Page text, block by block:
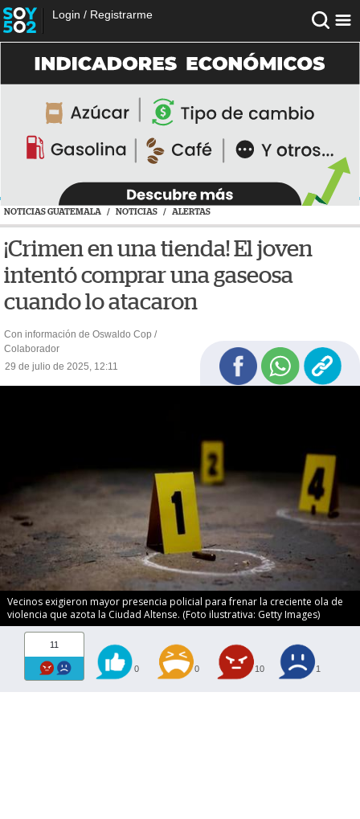
Login / Registrarme
NOTICIAS GUATEMALA / NOTICIAS / ALERTAS
¡Crimen en una tienda! El joven
intentó comprar una gaseosa
cuando lo atacaron
Con información de Oswaldo Cop /
Colaborador
29 de julio de 2025, 12:11
Vecinos exigieron mayor presencia policial para frenar la creciente ola de
violencia que azota la Ciudad Altense. (Foto ilustrativa: Getty Images)
11
0 0 10 1